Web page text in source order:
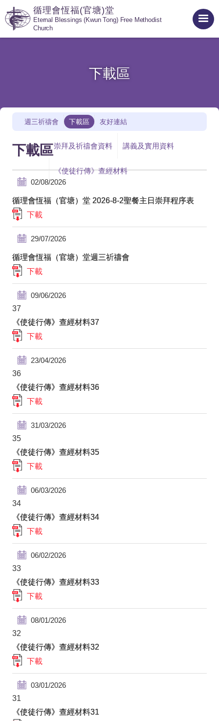
循理會恆福(官塘)堂
Eternal Blessings (Kwun Tong) Free Methodist
Church
下載區
週三祈禱會 下載區
崇拜及祈禱會資料 講義及實用資料
《使徒行傳》查經材料
友好連結
下載區
02/08/2026
循理會恆福（官塘）堂 2026-8-2聖餐主日崇拜程序表
下載
29/07/2026
循理會恆福（官塘）堂週三祈禱會
下載
09/06/2026
37
《使徒行傳》查經材料37
下載
23/04/2026
36
《使徒行傳》查經材料36
下載
31/03/2026
35
《使徒行傳》查經材料35
下載
06/03/2026
34
《使徒行傳》查經材料34
下載
06/02/2026
33
《使徒行傳》查經材料33
下載
08/01/2026
32
《使徒行傳》查經材料32
下載
03/01/2026
31
《使徒行傳》查經材料31